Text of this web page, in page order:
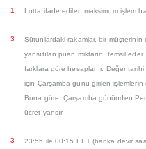
1 Lotta ifade edilen maksimum işlem
3
Sütunlardaki rakamlar, bir
yansıtılan puan miktarını temsil
farklara göre hesaplanır. Değer
için Çarşamba günü girilen
Buna göre, Çarşamba gününden
ücret yansır.
3
23:55 ile 00:15 EET (banka devir